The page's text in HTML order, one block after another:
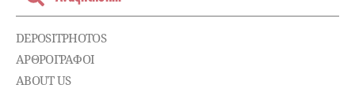
DEPOSITPHOTOS
ΑΡΘΡΟΓΡΑΦΟΙ
ABOUT US